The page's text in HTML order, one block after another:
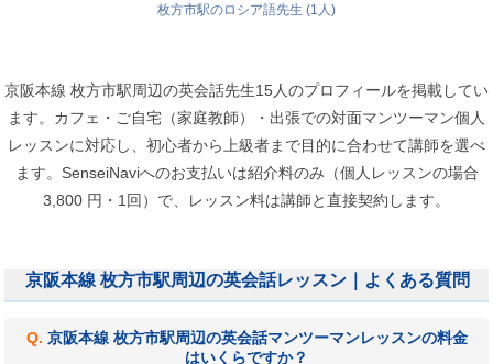
枚方市駅のロシア語先生 (1人)
京阪本線 枚方市駅周辺の英会話先生15人のプロフィールを掲載してい
ます。カフェ・ご自宅（家庭教師）・出張での対面マンツーマン個人
レッスンに対応し、初心者から上級者まで目的に合わせて講師を選べ
ます。SenseiNaviへのお支払いは紹介料のみ（個人レッスンの場合
3,800 円・1回）で、レッスン料は講師と直接契約します。
京阪本線 枚方市駅周辺の英会話レッスン｜よくある質問
京阪本線 枚方市駅周辺の英会話マンツーマンレッスンの料金
はいくらですか？